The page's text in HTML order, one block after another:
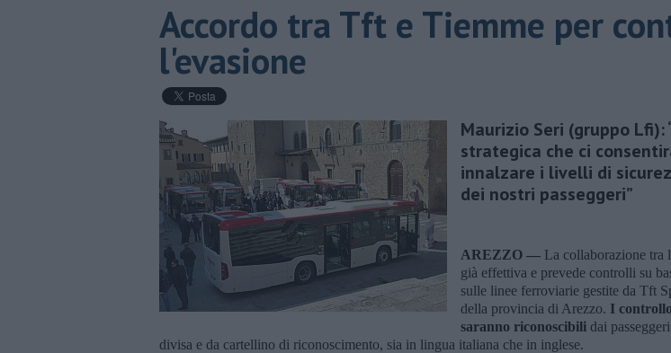
Accordo tra Tft e Tiemme per
l'evasione
Maurizio Seri (gruppo Lfi):
strategica che ci
innalzare i livelli di
dei nostri passeggeri”
AREZZO — La collaborazione tra
già effettiva e prevede controlli su
sulle linee ferroviarie gestite da Tft
della provincia di Arezzo. I
saranno riconoscibili dai
divisa e da cartellino di riconoscimento, sia in lingua italiana che in inglese.